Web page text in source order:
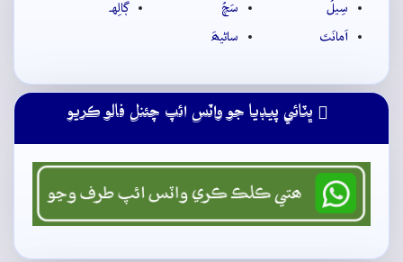
سِيلُ سَچُ
ڳالِهہ
اَمانَتَ
ساڻيھَ
ڀٽائي پيڊيا جو واٽس ائپ چئنل فالو ڪريو